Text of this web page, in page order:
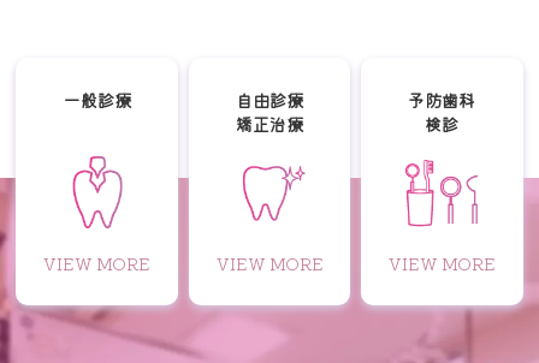
一般診療
VIEW MORE
自由診療
矯正治療
VIEW MORE
予防歯科
検診
VIEW MORE